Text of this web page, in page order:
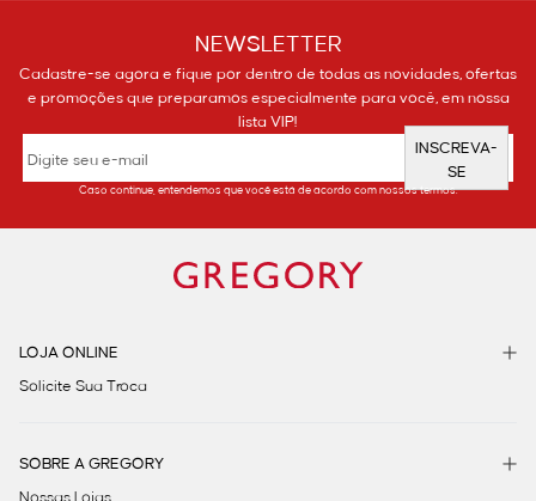
NEWSLETTER
Cadastre-se agora e fique por dentro de todas as novidades, ofertas
e promoções que preparamos especialmente para você, em nossa
lista VIP!
INSCREVA-
SE
Caso continue, entendemos que você está de acordo com nossos termos.
LOJA ONLINE
Solicite Sua Troca
SOBRE A GREGORY